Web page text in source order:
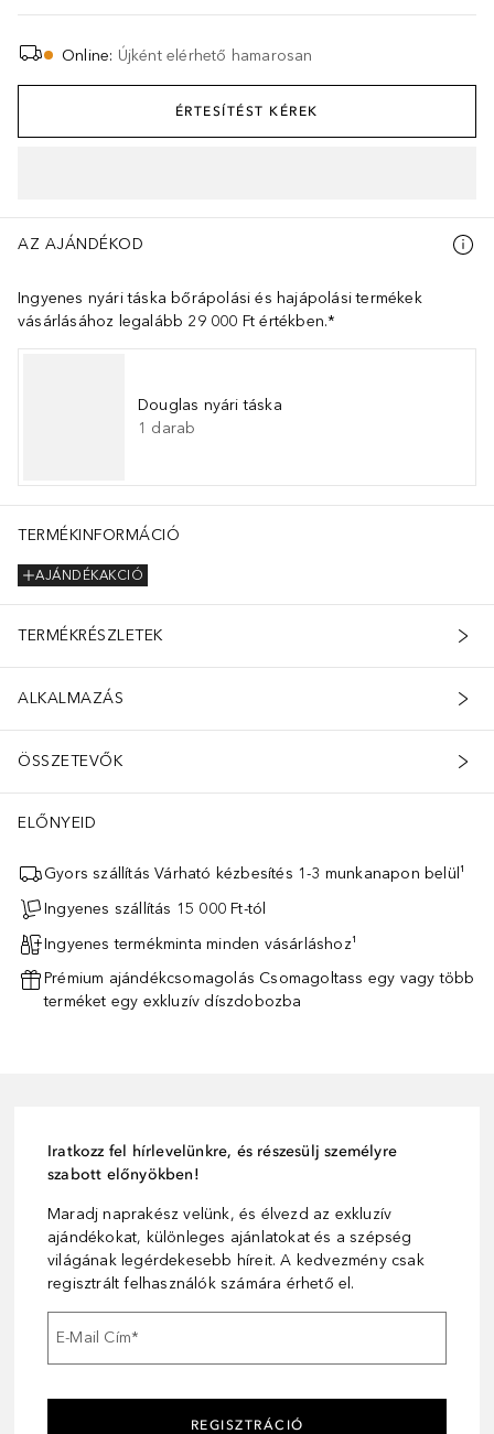
Online: Újként elérhető hamarosan
ÉRTESÍTÉST KÉREK
AZ AJÁNDÉKOD
Ingyenes nyári táska bőrápolási és hajápolási termékek
vásárlásához legalább 29 000 Ft értékben.*
Douglas nyári táska
1 darab
TERMÉKINFORMÁCIÓ
AJÁNDÉKAKCIÓ
TERMÉKRÉSZLETEK
ALKALMAZÁS
ÖSSZETEVŐK
ELŐNYEID
Gyors szállítás Várható kézbesítés 1-3 munkanapon belül¹
Ingyenes szállítás 15 000 Ft-tól
Ingyenes termékminta minden vásárláshoz¹
Prémium ajándékcsomagolás Csomagoltass egy vagy több
terméket egy exkluzív díszdobozba
Iratkozz fel hírlevelünkre, és részesülj személyre
szabott előnyökben!
Maradj naprakész velünk, és élvezd az exkluzív
ajándékokat, különleges ajánlatokat és a szépség
világának legérdekesebb híreit. A kedvezmény csak
regisztrált felhasználók számára érhető el.
E-Mail Cím*
REGISZTRÁCIÓ